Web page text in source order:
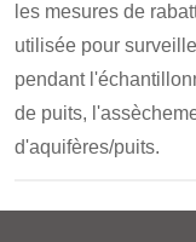
les mesures de
utilisée pour
pendant
de puits,
d'aquifères/puits.